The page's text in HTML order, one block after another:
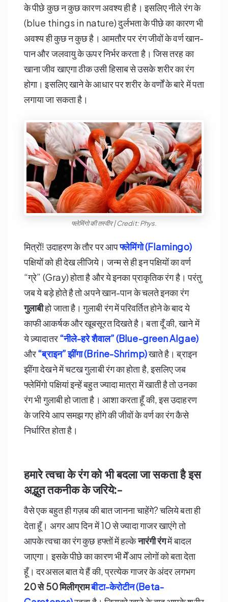
के पीछे कुछ न कुछ कारण अवश्य ही है। इसलिए नीले रंग के
(blue things in nature) दुर्लभता के पीछे का कारण भी
अवश्य ही कुछ न कुछ है। आमतौर पर रंग जीवों के वर्ण खान-
पान और जलवायु के ऊपर निर्भर करता है। जिस तरह का
खाना जीव खाएगा ठीक उसी हिसाब से उसके शरीर का रंग
होगा। इसलिए खाने के आधार पर शरीर के वर्णों के बारे में पता
लगाया जा सकता है।
फ्लेमिंगो की तस्वीर | Credit: Phys.
मित्रों! उदाहरण के तौर पर आपफ्लेमिंगो (Flamingo)
पक्षियों को ही देख लीजिये। जन्म से ही इन पक्षियों का वर्ण
“ग्रे” (Gray) होता है और ये इनका प्राकृतिक रंग है। परंतु
जब ये बड़े होते है तो अपने खान-पान के चलते इनका रंग
गुलाबीहो जाता है। गुलाबी रंग में परिवर्तित होने के बाद ये
काफी आकर्षक और खूबसूरत दिखते है। बता दूँ की, खाने में
ये ज़्यादातर“नीले-हरे शैवाल” (Blue-green Algae)
और“ब्राइन” झींगा (Brine-Shrimp)खाते है। ब्राइन
झींगा देखने में चटख गुलाबी रंग का होता है, इसलिए जब
फ्लेमिंगो पक्षियां इन्हें बहुत ज्यादा मात्रा में खाती है तो उनका
रंग भी गुलाबी हो जाता है। आशा करता हूँ की, इस उदाहरण
के जरिये आप समझ गए होंगे की जीवों के वर्ण का रंग कैसे
निर्धारित होता है।
हमारे त्वचा के रंग को भी बदला जा सकता है इस
अद्भुत तकनीक के जरिये:-
वैसे एक बहुत ही गज़ब की बात जानना चाहेंगे? चलिये बता ही
देता हूँ। अगर आप दिन में 10 से ज्यादा गाजर खाएंगे तो
आपके त्वचा का रंग कुछ हफ्तों में हल्केनारंगी रंगमें बादल
जाएगा। इसके पीछे का कारण भी मेँ आप लोगों को बता देता
हूँ। दरअसल बात ये हैं की, प्रत्येक गाजर के अंदर लगभग
20से 50मिलीग्रामबीटा-केरोटीन (Beta-